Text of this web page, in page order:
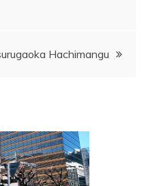
Hachimangu